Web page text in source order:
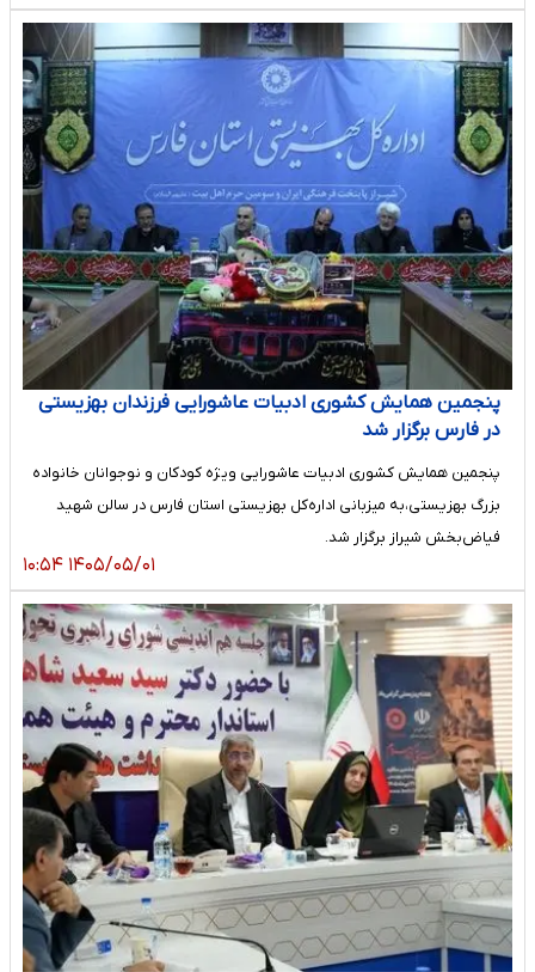
پنجمین همایش کشوری ادبیات عاشورایی فرزندان بهزیستی
در فارس برگزار شد
پنجمین همایش کشوری ادبیات عاشورایی ویژه کودکان و نوجوانان خانواده
بزرگ بهزیستی،به میزبانی اداره‌کل بهزیستی استان فارس در سالن شهید
فیاض‌بخش شیراز برگزار شد.
۱۴۰۵/۰۵/۰۱ ۱۰:۵۴